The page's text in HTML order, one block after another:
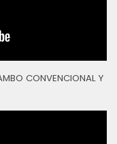
CONVENCIONAL Y